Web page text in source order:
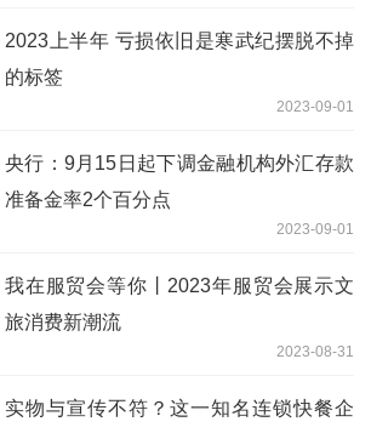
2023上半年 亏损依旧是寒武纪摆脱不掉
的标签
2023-09-01
央行：9月15日起下调金融机构外汇存款
准备金率2个百分点
2023-09-01
我在服贸会等你丨2023年服贸会展示文
旅消费新潮流
2023-08-31
实物与宣传不符？这一知名连锁快餐企